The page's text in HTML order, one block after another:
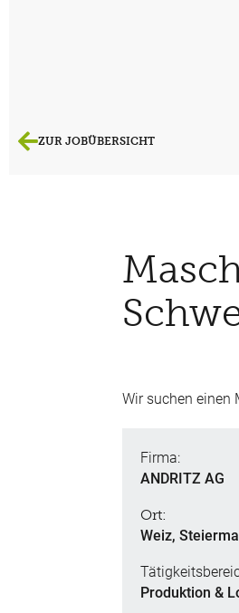
ZUR JOBÜBERSICHT
Wir suchen einen
Firma:
ANDRITZ AG
Ort:
Weiz,
Produktion &